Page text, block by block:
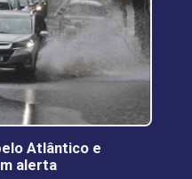
Atlântico e
alerta